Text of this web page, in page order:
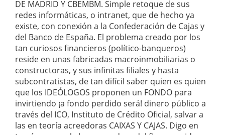
DE MADRID Y CBEMBM. Simple retoque de sus
redes informáticas, o intranet, que de hecho ya
existe, con conexión a la Confederación de Cajas y
del Banco de España. El problema creado por los
tan curiosos financieros (político-banqueros)
reside en unas fabricadas macroinmobiliarias o
constructoras, y sus infinitas filiales y hasta
subcontratistas, de tan difícil saber quien es quien
que los IDEÓLOGOS proponen un FONDO para
invirtiendo ¡a fondo perdido será! dinero público a
través del ICO, Instituto de Crédito Oficial, salvar a
las en teoría acreedoras CAIXAS Y CAJAS. Digo en